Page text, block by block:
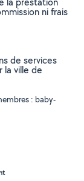
ni frais
de services
la ville de
: baby-